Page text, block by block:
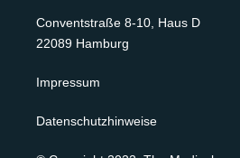
Conventstraße 8-10, Haus D
22089 Hamburg
Impressum
Datenschutzhinweise